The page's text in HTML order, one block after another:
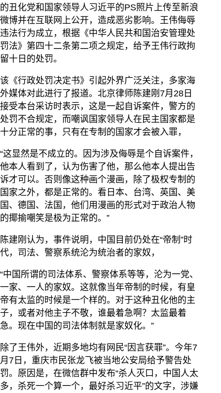
的丑化党和国家领导人习近平的PS照片上传至新浪
微博并在互联网上公开，造成恶劣影响。王伟侮辱
违法行为成立，根据《中华人民共和国治安管理处
罚法》第四十二条第二项之规定，给予王伟行政拘
留十日的处罚。
该《行政处罚决定书》引起外界广泛关注，多家海
外媒体对此进行了报道。北京律师陈建刚7月28日
接受本台采访时表示，这是一起自诉案件，警方的
处罚不合规定，而嘲讽国家领导人在民主国家都是
十分正常的事，只有在专制的国家才会被入罪，
“这显然是不成立的。因为涉及侮辱是个自诉案件，
他本人看到了，认为伤害了他，那么他本人提出告
诉才可以。否则像这种画个漫画，除了极权专制的
国家之外，都是正常的。看日本、台湾、英国、美
国、德国、法国，他们用漫画的形式对于政治人物
的揶揄嘲笑是极为正常的。”
陈建刚认为，事件说明，中国目前仍处在“帝制”时
代，司法、警察系统沦为统治者的家奴，
“中国所谓的司法体系、警察体系等等，沦为一党、
一家、一人的家奴。这就像当年帝制的时候，有皇
帝有太监的时候是一个样的。对于这种丑化他的主
子，或者对他主子不敬，谁最着急啊？太监最着
急。现在中国的司法体制就是家奴化。”
除了王伟外，近期多地均有网民“因言获罪”。今年7
月7日，重庆市民张龙飞被当地公安局给予警告处
罚。原因是，在微信群中发布“杀人灭口，中国人太
多，杀死一个算一个，最好杀习近平”的文字，涉嫌